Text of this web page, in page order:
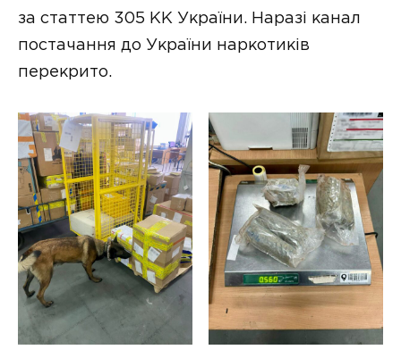
за статтею 305 КК України. Наразі канал
постачання до України наркотиків
перекрито.